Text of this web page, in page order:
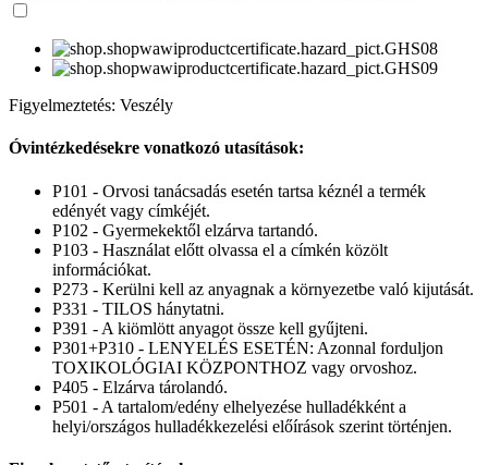
Figyelmeztetés: Veszély
Óvintézkedésekre vonatkozó utasítások:
P101 - Orvosi tanácsadás esetén tartsa kéznél a termék
edényét vagy címkéjét.
P102 - Gyermekektől elzárva tartandó.
P103 - Használat előtt olvassa el a címkén közölt
információkat.
P273 - Kerülni kell az anyagnak a környezetbe való kijutását.
P331 - TILOS hánytatni.
P391 - A kiömlött anyagot össze kell gyűjteni.
P301+P310 - LENYELÉS ESETÉN: Azonnal forduljon
TOXIKOLÓGIAI KÖZPONTHOZ vagy orvoshoz.
P405 - Elzárva tárolandó.
P501 - A tartalom/edény elhelyezése hulladékként a
helyi/országos hulladékkezelési előírások szerint történjen.